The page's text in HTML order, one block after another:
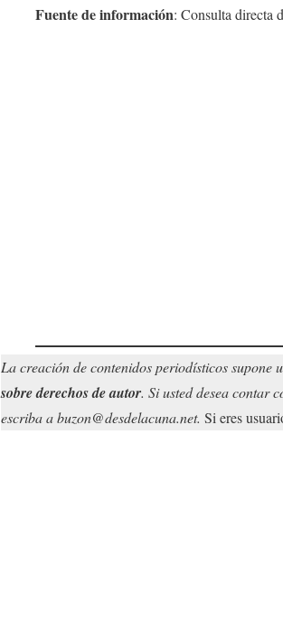
Fuente de información: Consulta directa
La creación de contenidos periodísticos
sobre derechos de autor. Si usted desea contar
escriba a buzon@desdelacuna.net. Si eres